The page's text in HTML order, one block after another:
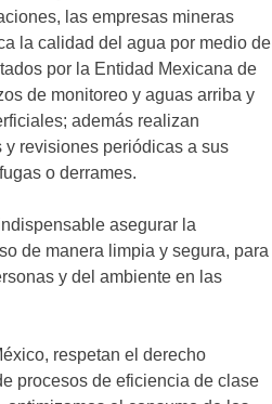
las empresas mineras
la calidad del agua por medio de
por la Entidad Mexicana de
de monitoreo y aguas arriba y
además realizan
revisiones periódicas a sus
o derrames.
asegurar la
de manera limpia y segura, para
y del ambiente en las
respetan el derecho
procesos de eficiencia de clase